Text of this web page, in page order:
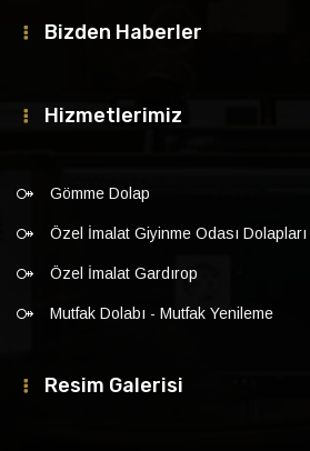
Bizden Haberler
Hizmetlerimiz
Gömme Dolap
Özel İmalat Giyinme Odası Dolapları
Özel İmalat Gardırop
Mutfak Dolabı - Mutfak Yenileme
Resim Galerisi